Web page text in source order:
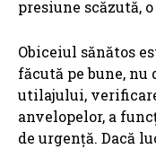
presiune scăzută,
Obiceiul sănătos
făcută pe bune,
utilajului,
anvelopelor, a
de urgență. Dacă